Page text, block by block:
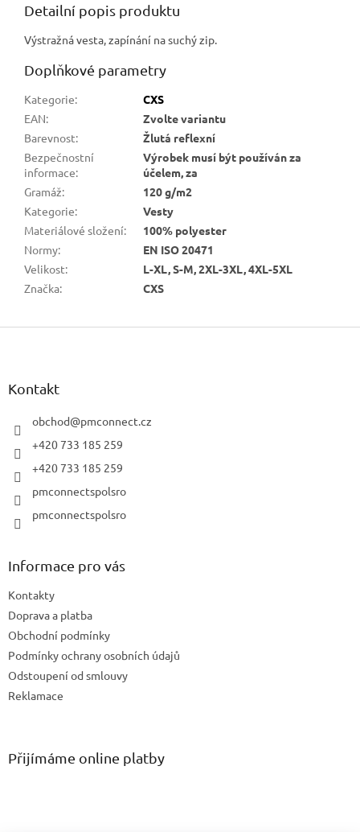
Detailní popis produktu
Výstražná vesta, zapínání na suchý zip.
Doplňkové parametry
Kategorie:
CXS
EAN:
Zvolte variantu
Barevnost:
Žlutá reflexní
Bezpečnostní
informace:
Výrobek musí být používán za
účelem, za
Gramáž:
120 g/m2
Kategorie:
Vesty
Materiálové složení:
100% polyester
Normy:
EN ISO 20471
Velikost:
L-XL, S-M, 2XL-3XL, 4XL-5XL
Značka: CXS
Z
Kontakt
obchod@pmconnect.cz
+420 733 185 259
+420 733 185 259
pmconnectspolsro
pmconnectspolsro
Informace pro vás
Kontakty
Doprava a platba
Obchodní podmínky
Podmínky ochrany osobních údajů
Odstoupení od smlouvy
Reklamace
Přijímáme online platby